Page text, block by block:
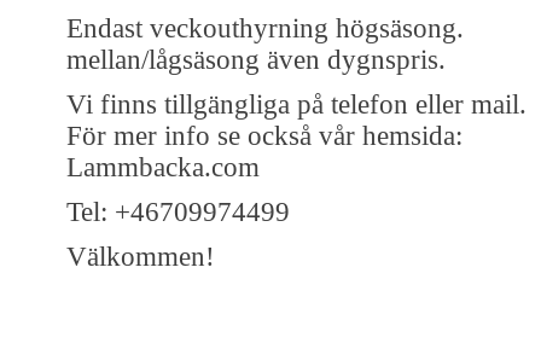
Endast veckouthyrning högsäsong.
mellan/lågsäsong även dygnspris.
Vi finns tillgängliga på telefon eller mail.
För mer info se också vår hemsida:
Lammbacka.com
Tel: +46709974499
Välkommen!